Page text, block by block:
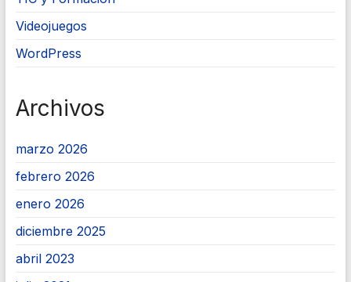
Videojuegos
WordPress
Archivos
marzo 2026
febrero 2026
enero 2026
diciembre 2025
abril 2023